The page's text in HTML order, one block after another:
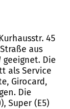
45
aus
Die
als Service
Girocard,
Die
Super (E5)